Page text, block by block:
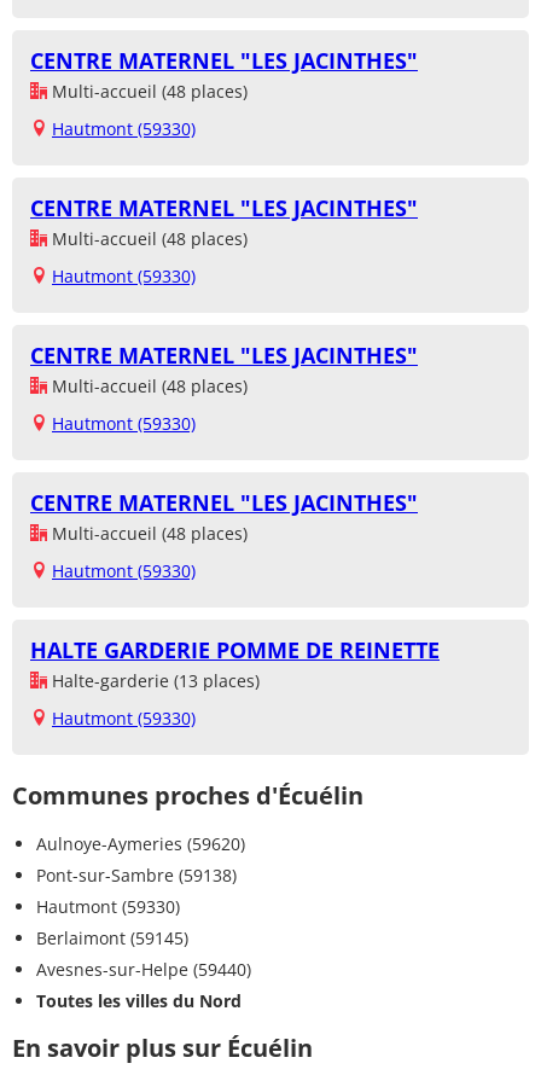
CENTRE MATERNEL "LES JACINTHES"
Multi-accueil (48 places)
Hautmont (59330)
CENTRE MATERNEL "LES JACINTHES"
Multi-accueil (48 places)
Hautmont (59330)
CENTRE MATERNEL "LES JACINTHES"
Multi-accueil (48 places)
Hautmont (59330)
CENTRE MATERNEL "LES JACINTHES"
Multi-accueil (48 places)
Hautmont (59330)
HALTE GARDERIE POMME DE REINETTE
Halte-garderie (13 places)
Hautmont (59330)
Communes proches d'Écuélin
Aulnoye-Aymeries (59620)
Pont-sur-Sambre (59138)
Hautmont (59330)
Berlaimont (59145)
Avesnes-sur-Helpe (59440)
Toutes les villes du Nord
En savoir plus sur Écuélin